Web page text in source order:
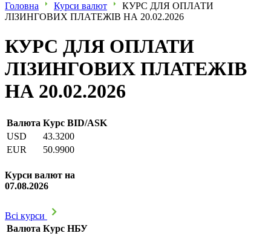
Головна Курси валют
КУРС ДЛЯ ОПЛАТИ
ЛІЗИНГОВИХ ПЛАТЕЖІВ НА 20.02.2026
КУРС ДЛЯ ОПЛАТИ
ЛІЗИНГОВИХ ПЛАТЕЖІВ
НА 20.02.2026
Валюта Курс BID/ASK
USD
43.3200
EUR
50.9900
Курси валют на
07.08.2026
Всі курси
Валюта Курс НБУ